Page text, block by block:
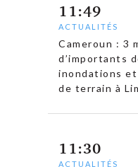
11:49
ACTUALITÉS
Cameroun : 3
d’importants
inondations
de terrain à
11:30
ACTUALITÉS